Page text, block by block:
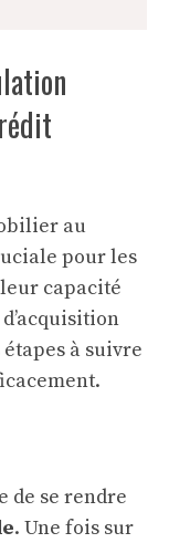
au
pour les
capacité
à suivre
de se rendre
. Une fois sur